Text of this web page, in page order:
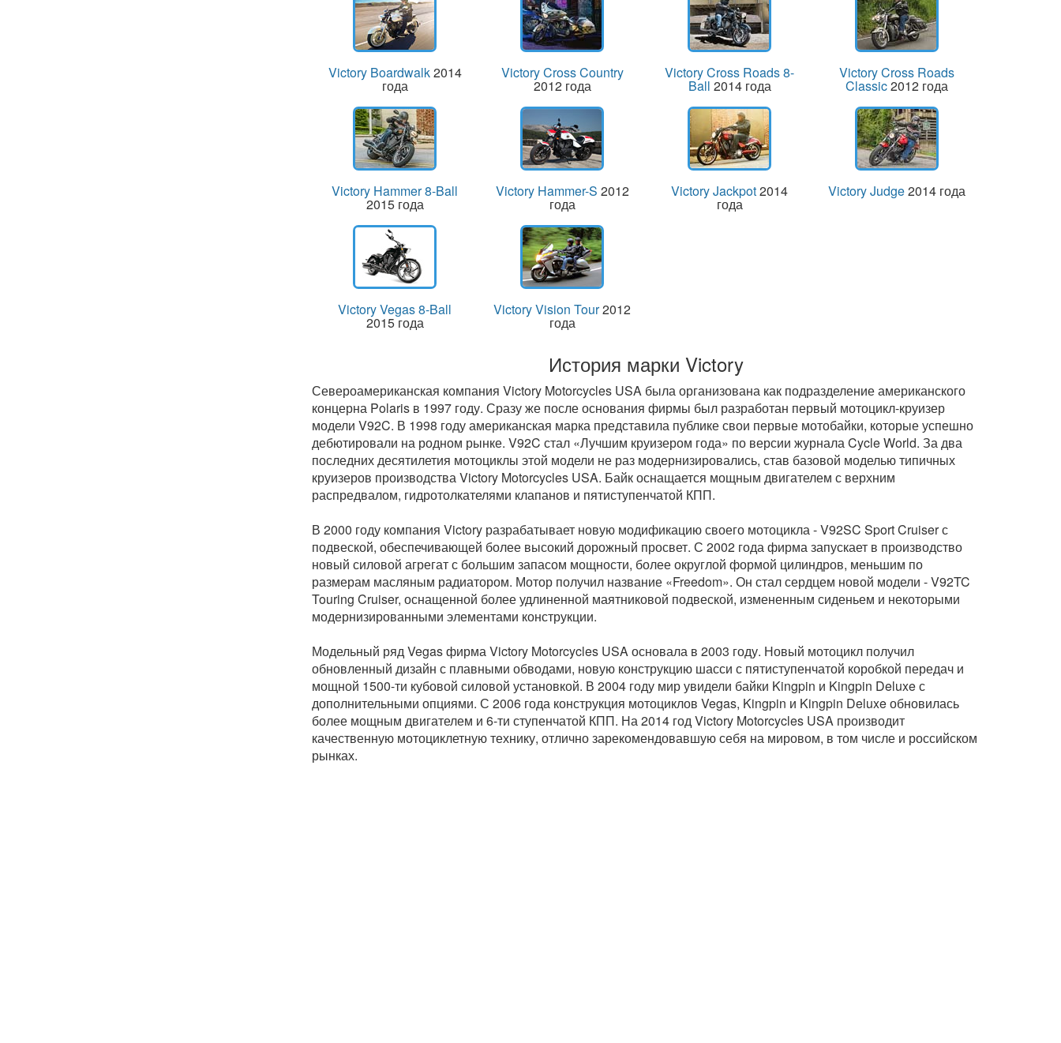
Victory Boardwalk2014
года
Victory Cross Country
2012 года
Victory Cross Roads 8-
Ball 2014 года
Victory Cross Roads
Classic2012 года
Victory Hammer 8-Ball
2015 года
Victory Hammer-S 2012
года
Victory Jackpot2014
года
Victory Judge2014 года
Victory Vegas 8-Ball
2015 года
Victory Vision Tour2012
года
История марки Victory
Североамериканская компания Victory Motorcycles USA была организована как подразделение американского
концерна Polaris в 1997 году. Сразу же после основания фирмы был разработан первый мотоцикл-круизер
модели V92C. В 1998 году американская марка представила публике свои первые мотобайки, которые успешно
дебютировали на родном рынке. V92C стал «Лучшим круизером года» по версии журнала Cycle World. За два
последних десятилетия мотоциклы этой модели не раз модернизировались, став базовой моделью типичных
круизеров производства Victory Motorcycles USA. Байк оснащается мощным двигателем с верхним
распредвалом, гидротолкателями клапанов и пятиступенчатой КПП.
В 2000 году компания Victory разрабатывает новую модификацию своего мотоцикла - V92SC Sport Cruiser с
подвеской, обеспечивающей более высокий дорожный просвет. С 2002 года фирма запускает в производство
новый силовой агрегат с большим запасом мощности, более округлой формой цилиндров, меньшим по
размерам масляным радиатором. Мотор получил название «Freedom». Он стал сердцем новой модели - V92TC
Touring Cruiser, оснащенной более удлиненной маятниковой подвеской, измененным сиденьем и некоторыми
модернизированными элементами конструкции.
Модельный ряд Vegas фирма Victory Motorcycles USA основала в 2003 году. Новый мотоцикл получил
обновленный дизайн с плавными обводами, новую конструкцию шасси с пятиступенчатой коробкой передач и
мощной 1500-ти кубовой силовой установкой. В 2004 году мир увидели байки Kingpin и Kingpin Deluxe с
дополнительными опциями. С 2006 года конструкция мотоциклов Vegas, Kingpin и Kingpin Deluxe обновилась
более мощным двигателем и 6-ти ступенчатой КПП. На 2014 год Victory Motorcycles USA производит
качественную мотоциклетную технику, отлично зарекомендовавшую себя на мировом, в том числе и российском
рынках.